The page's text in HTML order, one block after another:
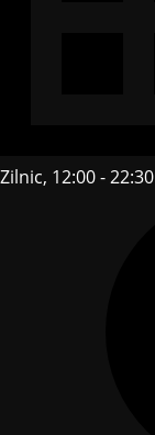
Zilnic, 12:00 - 22:30